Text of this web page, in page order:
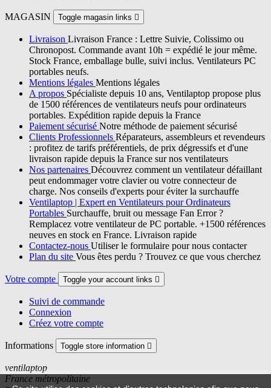
MAGASIN Toggle magasin links 
Livraison Livraison France : Lettre Suivie, Colissimo ou
Chronopost. Commande avant 10h = expédié le jour même.
Stock France, emballage bulle, suivi inclus. Ventilateurs PC
portables neufs.
Mentions légales Mentions légales
A propos Spécialiste depuis 10 ans, Ventilaptop propose plus
de 1500 références de ventilateurs neufs pour ordinateurs
portables. Expédition rapide depuis la France
Paiement sécurisé Notre méthode de paiement sécurisé
Clients Professionnels Réparateurs, assembleurs et revendeurs
: profitez de tarifs préférentiels, de prix dégressifs et d'une
livraison rapide depuis la France sur nos ventilateurs
Nos partenaires Découvrez comment un ventilateur défaillant
peut endommager votre clavier ou votre connecteur de
charge. Nos conseils d'experts pour éviter la surchauffe
Ventilaptop | Expert en Ventilateurs pour Ordinateurs
Portables Surchauffe, bruit ou message Fan Error ?
Remplacez votre ventilateur de PC portable. +1500 références
neuves en stock en France. Livraison rapide
Contactez-nous Utiliser le formulaire pour nous contacter
Plan du site Vous êtes perdu ? Trouvez ce que vous cherchez
Votre compte Toggle your account links 
Suivi de commande
Connexion
Créez votre compte
Informations Toggle store information 
ventilaptop
France métropolitaine